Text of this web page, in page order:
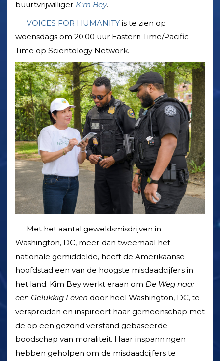
buurtvrijwilliger Kim Bey.
VOICES FOR HUMANITY is te zien op
woensdags om 20.00 uur Eastern Time/­Pacific
Time op Scientology Network.
Met het aantal gewelds­misdrijven in
Washington, DC, meer dan tweemaal het
nationale gemiddelde, heeft de Amerikaanse
hoofdstad een van de hoogste misdaadcijfers in
het land. Kim Bey werkt eraan om De Weg naar
een Gelukkig Leven door heel Washington, DC, te
verspreiden en inspireert haar gemeenschap met
de op een gezond verstand gebaseerde
boodschap van moraliteit. Haar inspanningen
hebben geholpen om de misdaad­cijfers te